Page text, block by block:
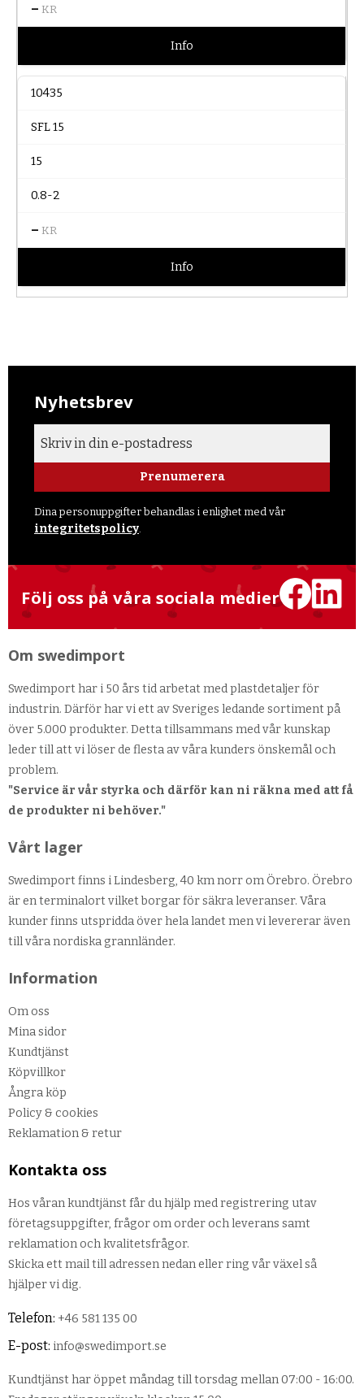
– KR
Info
10435
SFL 15
15
0.8-2
– KR
Info
Nyhetsbrev
Prenumerera
Dina personuppgifter behandlas i enlighet med vår
integritetspolicy.
Följ oss på våra sociala medier
Om swedimport
Swedimport har i 50 års tid arbetat med plastdetaljer för
industrin. Därför har vi ett av Sveriges ledande sortiment på
över 5.000 produkter. Detta tillsammans med vår kunskap
leder till att vi löser de flesta av våra kunders önskemål och
problem.
"Service är vår styrka och därför kan ni räkna med att få
de produkter ni behöver."
Vårt lager
Swedimport finns i Lindesberg, 40 km norr om Örebro. Örebro
är en terminalort vilket borgar för säkra leveranser. Våra
kunder finns utspridda över hela landet men vi levererar även
till våra nordiska grannländer.
Information
Om oss
Mina sidor
Kundtjänst
Köpvillkor
Ångra köp
Policy & cookies
Reklamation & retur
Kontakta oss
Hos våran kundtjänst får du hjälp med registrering utav
företagsuppgifter, frågor om order och leverans samt
reklamation och kvalitetsfrågor.
Skicka ett mail till adressen nedan eller ring vår växel så
hjälper vi dig.
Telefon: +46 581 135 00
E-post: info@swedimport.se
Kundtjänst har öppet måndag till torsdag mellan 07:00 - 16:00.